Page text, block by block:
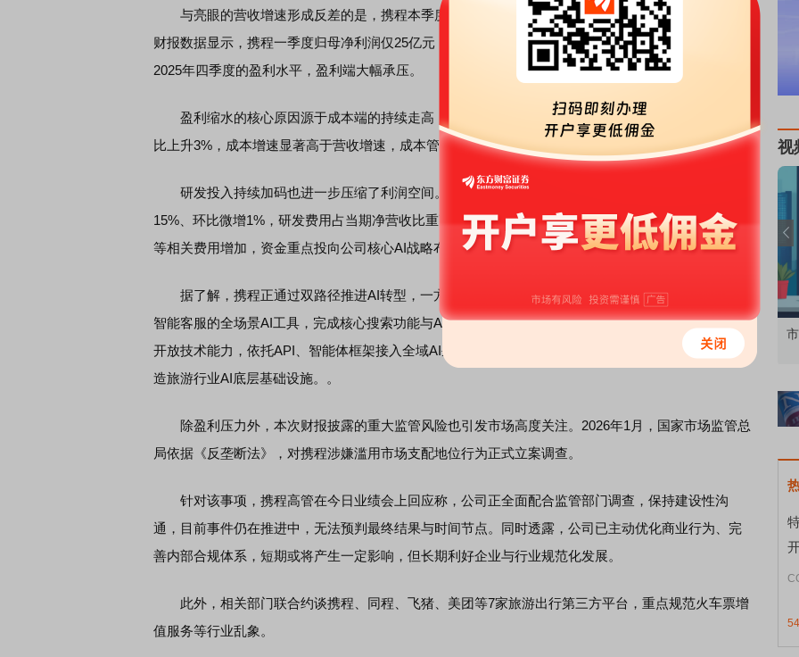
与亮眼的营收增速形成反差的是，携程本季度盈利水平大幅回落，出现明显的增收不增利现象。
财报数据显示，携程一季度归母净利润仅25亿元，相较于2025年同期的43亿元近乎腰斩，同时也低于
2025年四季度的盈利水平，盈利端大幅承压。
盈利缩水的核心原因源于成本端的持续走高，一季度公司营业成本达33亿元，同比增长23%，环
比上升3%，成本增速显著高于营收增速，成本管控压力持续加大。
研发投入持续加码也进一步压缩了利润空间。一季度携程产品研发费用达40.6亿元，同比增长
15%、环比微增1%，研发费用占当期净营收比重高达25%。此次研发费用上涨主要源于研发人员薪酬
等相关费用增加，资金重点投向公司核心AI战略布局。
据了解，携程正通过双路径推进AI转型，一方面深耕自研技术，落地覆盖行程规划、内容生成、
智能客服的全场景AI工具，完成核心搜索功能与AI深度融合，优化用户与商家双向服务体验；另一方面
开放技术能力，依托API、智能体框架接入全域AI生态，将旅游数据、交易库存等能力模块化，致力打
造旅游行业AI底层基础设施。。
除盈利压力外，本次财报披露的重大监管风险也引发市场高度关注。2026年1月，国家市场监管总
局依据《反垄断法》，对携程涉嫌滥用市场支配地位行为正式立案调查。
针对该事项，携程高管在今日业绩会上回应称，公司正全面配合监管部门调查，保持建设性沟
通，目前事件仍在推进中，无法预判最终结果与时间节点。同时透露，公司已主动优化商业行为、完
善内部合规体系，短期或将产生一定影响，但长期利好企业与行业规范化发展。
此外，相关部门联合约谈携程、同程、飞猪、美团等7家旅游出行第三方平台，重点规范火车票增
值服务等行业乱象。
视
连线｜东方财富证券陈果：A股再平衡的
债券知识通识：从基础认知到特色品种 了解北交所知识 做理性投资者